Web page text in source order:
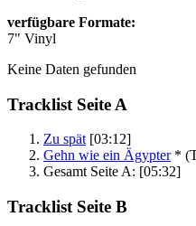
verfügbare Formate:
7" Vinyl
Keine Daten gefunden
Tracklist Seite A
Zu spät [03:12]
Gehn wie ein Ägypter*
Gesamt Seite A: [05:32]
Tracklist Seite B